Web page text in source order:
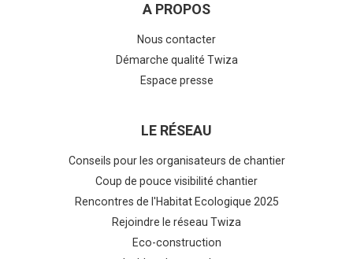
A PROPOS
Nous contacter
Démarche qualité Twiza
Espace presse
LE RÉSEAU
Conseils pour les organisateurs de chantier
Coup de pouce visibilité chantier
Rencontres de l'Habitat Ecologique 2025
Rejoindre le réseau Twiza
Eco-construction